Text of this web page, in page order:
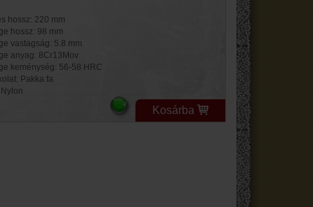
hossz: 220 mm
hossz: 98 mm
vastagság: 5.8 mm
anyag: 8Cr13Mov
keménység: 56-58 HRC
Pakka fa
Kosárba